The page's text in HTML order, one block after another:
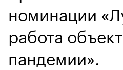
номинации
работа
пандемии».